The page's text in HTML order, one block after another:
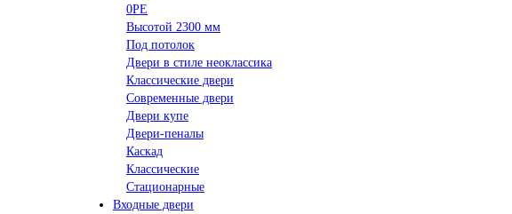
0PE
Высотой 2300 мм
Под потолок
Двери в стиле неоклассика
Классические двери
Современные двери
Двери купе
Двери-пеналы
Каскад
Классические
Стационарные
Входные двери